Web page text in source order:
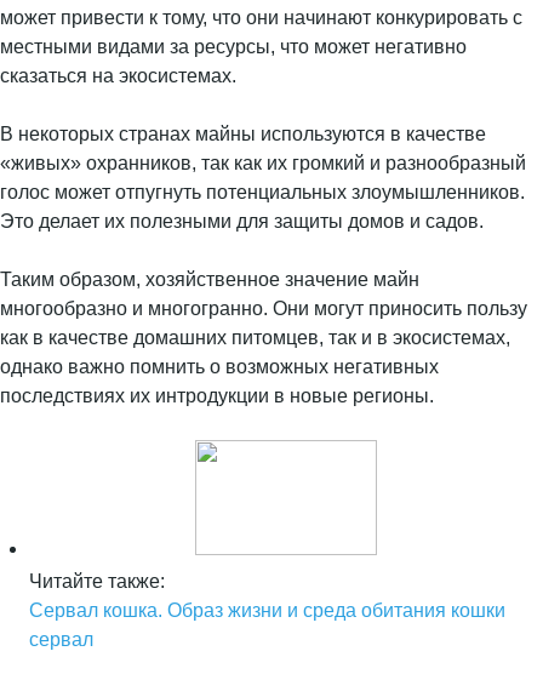
может привести к тому, что они начинают конкурировать с
местными видами за ресурсы, что может негативно
сказаться на экосистемах.
В некоторых странах майны используются в качестве
«живых» охранников, так как их громкий и разнообразный
голос может отпугнуть потенциальных злоумышленников.
Это делает их полезными для защиты домов и садов.
Таким образом, хозяйственное значение майн
многообразно и многогранно. Они могут приносить пользу
как в качестве домашних питомцев, так и в экосистемах,
однако важно помнить о возможных негативных
последствиях их интродукции в новые регионы.
Читайте также:
Сервал кошка. Образ жизни и среда обитания кошки
сервал